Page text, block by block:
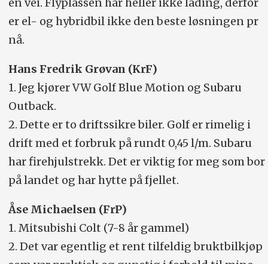
én vei. Flyplassen har heller ikke lading, derfor
er el- og hybridbil ikke den beste løsningen pr
nå.
Hans Fredrik Grøvan (KrF)
1. Jeg kjører VW Golf Blue Motion og Subaru
Outback.
2. Dette er to driftssikre biler. Golf er rimelig i
drift med et forbruk på rundt 0,45 l/m. Subaru
har firehjulstrekk. Det er viktig for meg som bor
på landet og har hytte på fjellet.
Åse Michaelsen (FrP)
1. Mitsubishi Colt (7-8 år gammel)
2. Det var egentlig et rent tilfeldig bruktbilkjøp